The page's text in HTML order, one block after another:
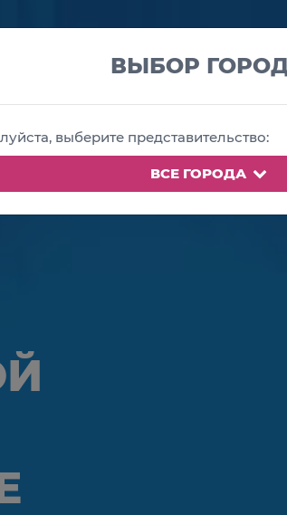
60 Задать вопрос
КОВАЛЕВА
ОБУЧЕНИЕ
ВЫБОР
выберите представительство:
ВСЕ ГОРОДА